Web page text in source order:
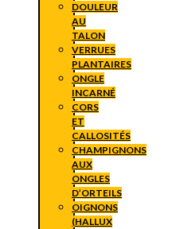
DOULEUR
AU
TALON
VERRUES
PLANTAIRES
ONGLE
INCARNÉ
CORS
ET
CALLOSITÉS
CHAMPIGNONS
AUX
ONGLES
D’ORTEILS
OIGNONS
(HALLUX